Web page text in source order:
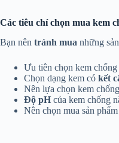
Các tiêu chí chọn mua kem
Bạn nên tránh mua những
Ưu tiên chọn kem chống
Chọn dạng kem có kết
Nên lựa chọn kem
Độ pH của kem chống
Nên chọn mua sản phẩm